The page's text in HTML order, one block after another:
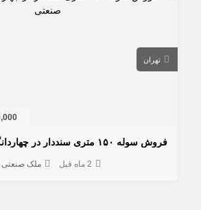
96 بازدید
7,600,000,000 تومان
ملک صنعتی